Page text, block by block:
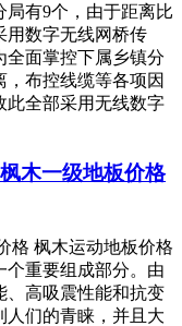
有9个，由于距离比
用数字无线网桥传
全面掌控下属乡镇分
布控线缆等各项因
此全部采用无线数字
木一级地板价格
格 枫木运动地板价格
个重要组成部分。由
、高吸震性能和抗变
人们的青睐，并且大